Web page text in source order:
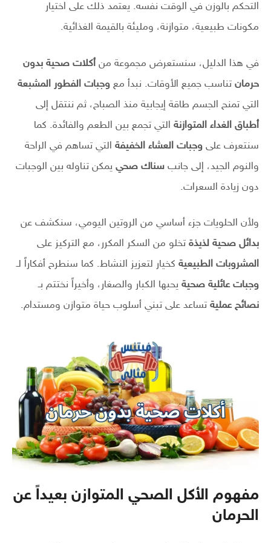
التحكم بالوزن في الوقت نفسه. يعتمد ذلك على اختيار
مكونات طبيعية، متوازنة، ومليئة بالقيمة الغذائية.
في هذا الدليل، سنستعرض مجموعة من أكلات صحية بدون
حرمان تناسب جميع الأوقات. نبدأ مع وجبات الفطور المشبعة
التي تمنح الجسم طاقة إيجابية منذ الصباح، ثم ننتقل إلى
أطباق الغداء المتوازنة التي تجمع بين الطعم والفائدة. كما
سنتعرف على وجبات العشاء الخفيفة التي تساهم في الراحة
والنوم الجيد، إلى جانب سناك صحي يمكن تناوله بين الوجبات
دون زيادة السعرات.
ولأن الحلويات جزء أساسي من الروتين اليومي، سنكشف عن
بدائل صحية لذيذة تخلو من السكر المكرر، مع التركيز على
المشروبات الطبيعية كخيار لتعزيز النشاط. كما سنطرح أفكاراً لـ
وجبات عائلية صحية يحبها الكبار والصغار، وأخيراً نختتم بـ
نصائح عملية تساعد على تبني أسلوب حياة متوازن ومستدام.
مفهوم الأكل الصحي المتوازن بعيداً عن
الحرمان